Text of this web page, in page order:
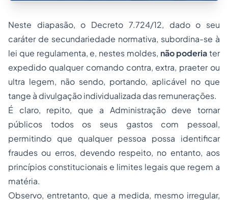
Neste diapasão, o Decreto 7.724/12, dado o seu
caráter de secundariedade normativa, subordina-se à
lei que regulamenta, e, nestes moldes, não poderiater
expedido qualquer comando contra, extra, praeter ou
ultra legem, não sendo, portando, aplicável no que
tange à divulgação individualizada das remunerações.
É claro, repito, que a Administração deve tornar
públicos todos os seus gastos com pessoal,
permitindo que qualquer pessoa possa identificar
fraudes ou erros, devendo respeito, no entanto, aos
princípios constitucionais e limites legais que regem a
matéria.
Observo, entretanto, que a medida, mesmo irregular,